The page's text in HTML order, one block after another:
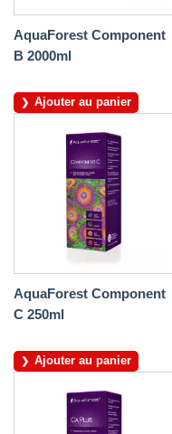
AquaForest Component
B 2000ml
Ajouter au panier
AquaForest Component
C 250ml
Ajouter au panier